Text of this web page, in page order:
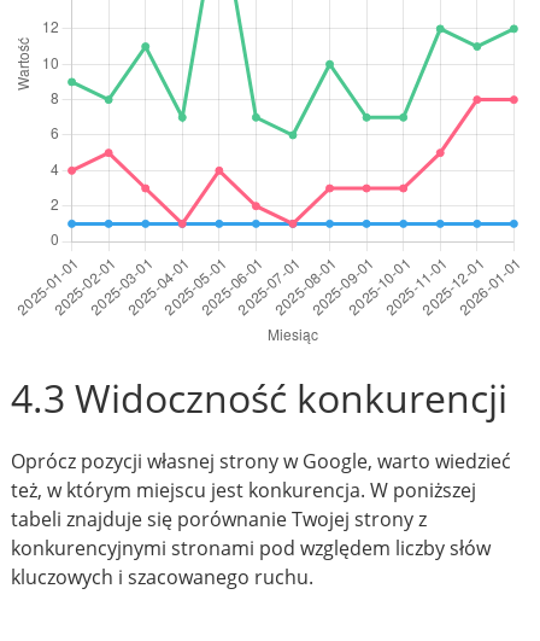
4.3 Widoczność konkurencji
Oprócz pozycji własnej strony w Google, warto wiedzieć
też, w którym miejscu jest konkurencja. W poniższej
tabeli znajduje się porównanie Twojej strony z
konkurencyjnymi stronami pod względem liczby słów
kluczowych i szacowanego ruchu.